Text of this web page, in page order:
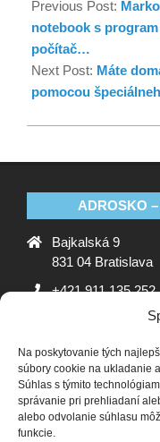
Na poskytovanie tých
súbory cookie na ukladanie
Súhlas s týmito
správanie pri prehliadaní
alebo odvolanie súhlasu
funkcie.
Previous Post:
notebook s
počítač…
Next Post: Máte
pomocou
ADROSKO
Bajkalská 9
831 04 Bratislava
+421 911 135 252
Stanovy OZ
používania súborov